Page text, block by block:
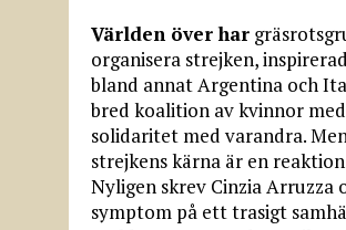
Världen över har
organisera strejken,
bland annat Argentina och
bred koalition av kvinnor
solidaritet med varandra.
strejkens kärna är en
Nyligen skrev Cinzia
symptom på ett trasigt